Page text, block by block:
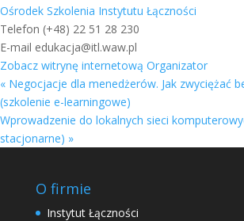
Ośrodek Szkolenia Instytutu Łączności
Telefon (+48) 22 51 28 230
E-mail edukacja@itl.waw.pl
Zobacz witrynę internetową Organizator
« Negocjacje dla menedżerów. Jak zwyciężać
(szkolenie e-learningowe)
Wprowadzenie do lokalnych sieci
stacjonarne) »
O firmie
Instytut Łączności